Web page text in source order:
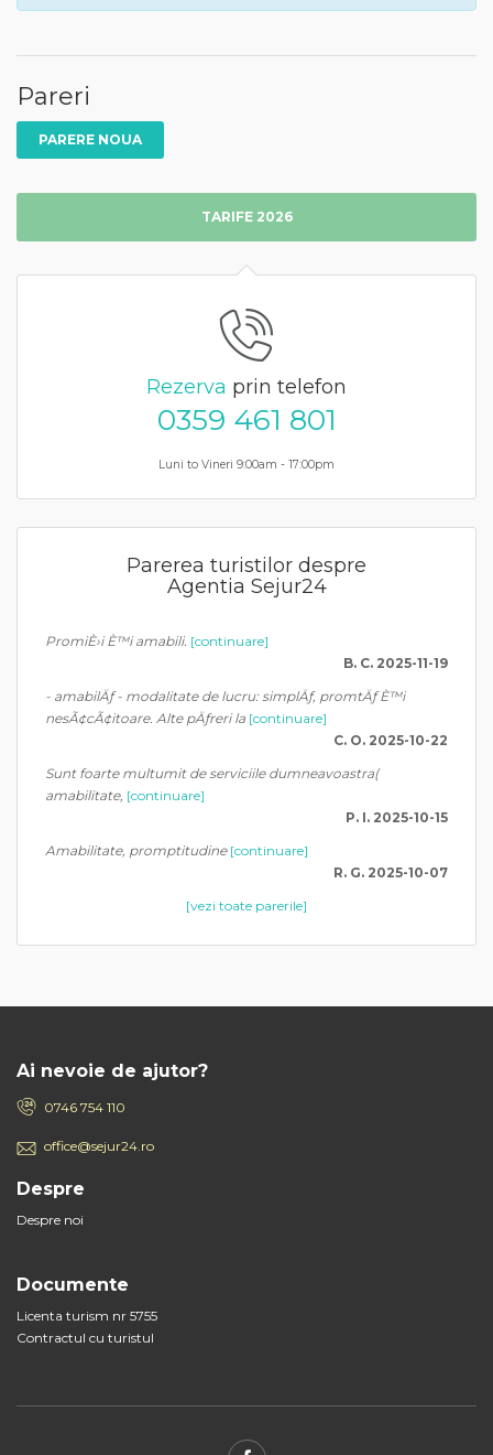
Pareri
PARERE NOUA
TARIFE 2026
Rezerva prin telefon
0359 461 801
Luni to Vineri 9:00am - 17:00pm
Parerea turistilor despre
Agentia Sejur24
PromiÈ›i È™i amabili. [continuare]
B. C. 2025-11-19
- amabilÄƒ - modalitate de lucru: simplÄƒ, promtÄƒ È™i
nesÃ¢cÃ¢itoare. Alte pÄƒreri la [continuare]
C. O. 2025-10-22
Sunt foarte multumit de serviciile dumneavoastra(
amabilitate, [continuare]
P. I. 2025-10-15
Amabilitate, promptitudine [continuare]
R. G. 2025-10-07
[vezi toate parerile]
Ai nevoie de ajutor?
0746 754 110
office@sejur24.ro
Despre
Despre noi
Documente
Licenta turism nr 5755
Contractul cu turistul